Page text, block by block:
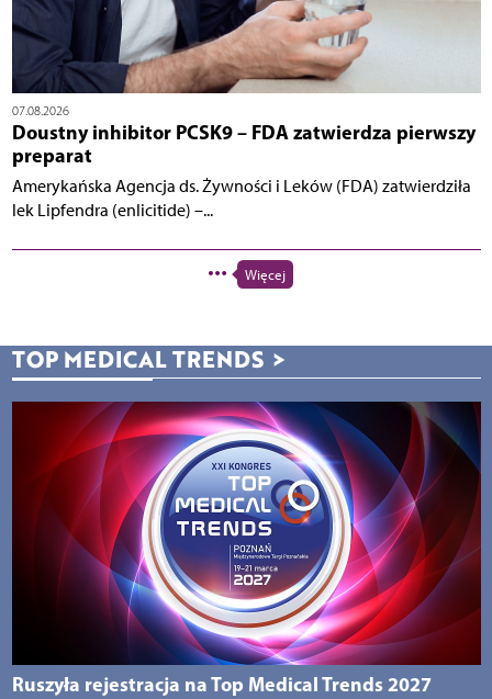
07.08.2026
Doustny inhibitor PCSK9 – FDA zatwierdza pierwszy
preparat
Amerykańska Agencja ds. Żywności i Leków (FDA) zatwierdziła
lek Lipfendra (enlicitide) –...
Więcej
TOP MEDICAL TRENDS >
Ruszyła rejestracja na Top Medical Trends 2027